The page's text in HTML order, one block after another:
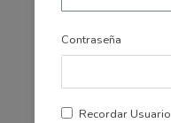
Contraseña
Recordar Usuario